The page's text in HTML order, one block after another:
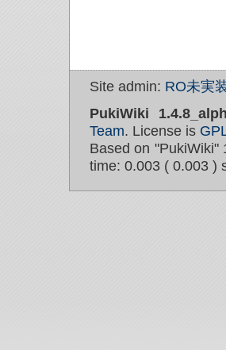
Site admin: RO未実
PukiWiki
Team. License is
Based on "PukiWiki"
time: 0.003 ( 0.003 )